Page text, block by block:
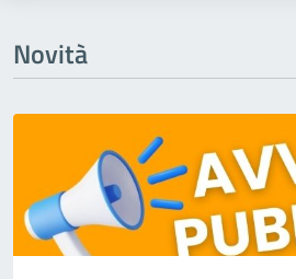
Novità